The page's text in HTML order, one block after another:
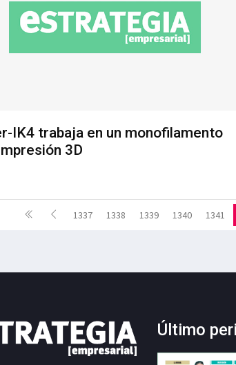
IK4 trabaja en un monofilamento
3D
1337 1338 1339 1340 1341
Último